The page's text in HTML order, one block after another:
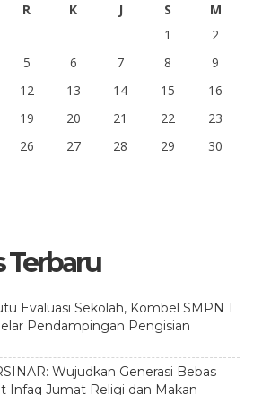
R K J S
M
1
2
5 6 7 8
9
12 13 14 15
16
19 20 21 22
23
26 27 28 29
30
Terbaru
Evaluasi Sekolah, Kombel SMPN 1
Pendampingan Pengisian
Wujudkan Generasi Bebas
Infaq Jumat Religi dan Makan